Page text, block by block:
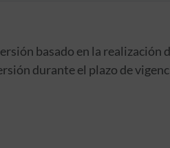
basado en la realización
durante el plazo de